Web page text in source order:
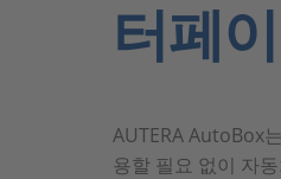
터페
AUTERA AutoBox
용할 필요 없이 자